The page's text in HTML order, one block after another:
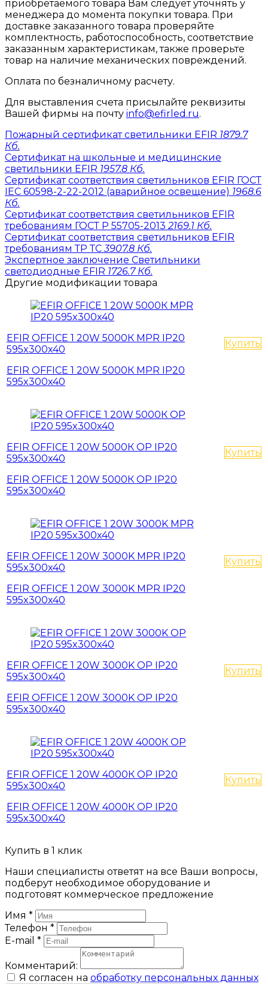
приобретаемого товара Вам следует уточнять у
менеджера до момента покупки товара. При
доставке заказанного товара проверяйте
комплектность, работоспособность, соответствие
заказанным характеристикам, также проверьте
товар на наличие механических повреждений.
Оплата по безналичному расчету.
Для выставления счета присылайте реквизиты
Вашей фирмы на почту info@efirled.ru.
Пожарный сертификат светильники EFIR 1879.7
Кб.
Сертификат на школьные и медицинские
светильники EFIR 1957.8 Кб.
Сертификат соответствия светильников EFIR ГОСТ
IEC 60598-2-22-2012 (аварийное освещение) 1968.6
Кб.
Сертификат соответствия светильников EFIR
требованиям ГОСТ Р 55705-2013 2169.1 Кб.
Сертификат соответствия светильников EFIR
требованиям ТР ТС 3907.8 Кб.
Экспертное заключение Светильники
светодиодные EFIR 1726.7 Кб.
Другие модификации товара
EFIR OFFICE 1 20W 5000К MPR IP20
595x300x40
EFIR OFFICE 1 20W 5000К MPR IP20
595x300x40
Купить
EFIR OFFICE 1 20W 5000К OP IP20
595x300x40
EFIR OFFICE 1 20W 5000К OP IP20
595x300x40
Купить
EFIR OFFICE 1 20W 3000K MPR IP20
595x300x40
EFIR OFFICE 1 20W 3000K MPR IP20
595x300x40
Купить
EFIR OFFICE 1 20W 3000K OP IP20
595x300x40
EFIR OFFICE 1 20W 3000K OP IP20
595x300x40
Купить
EFIR OFFICE 1 20W 4000К OP IP20
595x300x40
EFIR OFFICE 1 20W 4000К OP IP20
595x300x40
Купить
Купить в 1 клик
Наши специалисты ответят на все Ваши вопросы,
подберут необходимое оборудование и
подготовят коммерческое предложение
Имя *
Телефон *
E-mail *
Комментарий:
Я согласен на обработку персональных данных